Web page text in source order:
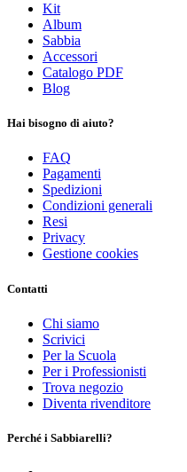
Kit
Album
Sabbia
Accessori
Catalogo PDF
Blog
Hai bisogno di aiuto?
FAQ
Pagamenti
Spedizioni
Condizioni generali
Resi
Privacy
Gestione cookies
Contatti
Chi siamo
Scrivici
Per la Scuola
Per i Professionisti
Trova negozio
Diventa rivenditore
Perché i Sabbiarelli?